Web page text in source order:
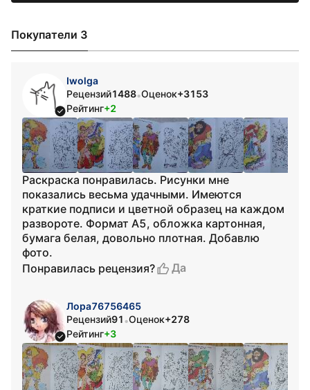
Покупатели 3
Iwolga
Рецензий1488•Оценок+3153
Рейтинг+2
Раскраска понравилась. Рисунки мне
показались весьма удачными. Имеются
краткие подписи и цветной образец на каждом
развороте. Формат А5, обложка картонная,
бумага белая, довольно плотная. Добавлю
фото.
Понравилась рецензия?
Да
Лора76756465
Рецензий91 •Оценок+278
Рейтинг+3